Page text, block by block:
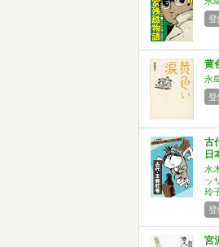
登
黄
永
登
古
日
水
ッ
玲
登
宮